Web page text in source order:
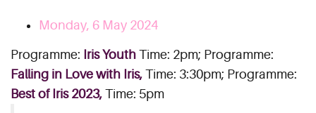
Monday, 6 May 2024
Programme: Iris Youth Time: 2pm; Programme:
Falling in Love with Iris, Time: 3:30pm; Programme:
Best of Iris 2023, Time: 5pm